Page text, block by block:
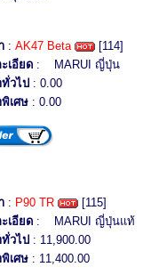
: AK47 Beta
[114]
เอียด : MARUI ญี่ปุ่น
วไป : 0.00
เศษ : 0.00
: P90 TR
[115]
เอียด : MARUI ญี่ปุ่นแท้
วไป : 11,900.00
เศษ : 11,400.00